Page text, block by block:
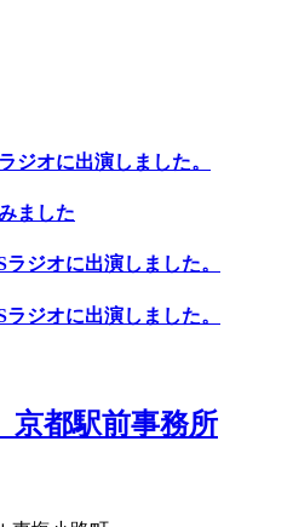
オに出演しました。
ました
ジオに出演しました。
ジオに出演しました。